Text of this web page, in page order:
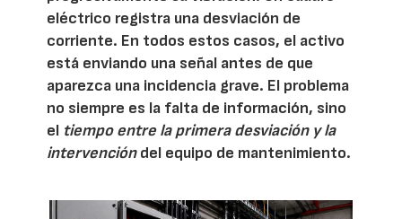
eléctrico registra una desviación de
corriente. En todos estos casos, el activo
está enviando una señal antes de que
aparezca una incidencia grave. El problema
no siempre es la falta de información, sino
el tiempo entre la primera desviación y la
intervencióndel equipo de mantenimiento.